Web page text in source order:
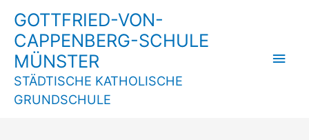
Inhalt
springen
GOTTFRIED-VON-
CAPPENBERG-SCHULE
MÜNSTER
STÄDTISCHE KATHOLISCHE
GRUNDSCHULE